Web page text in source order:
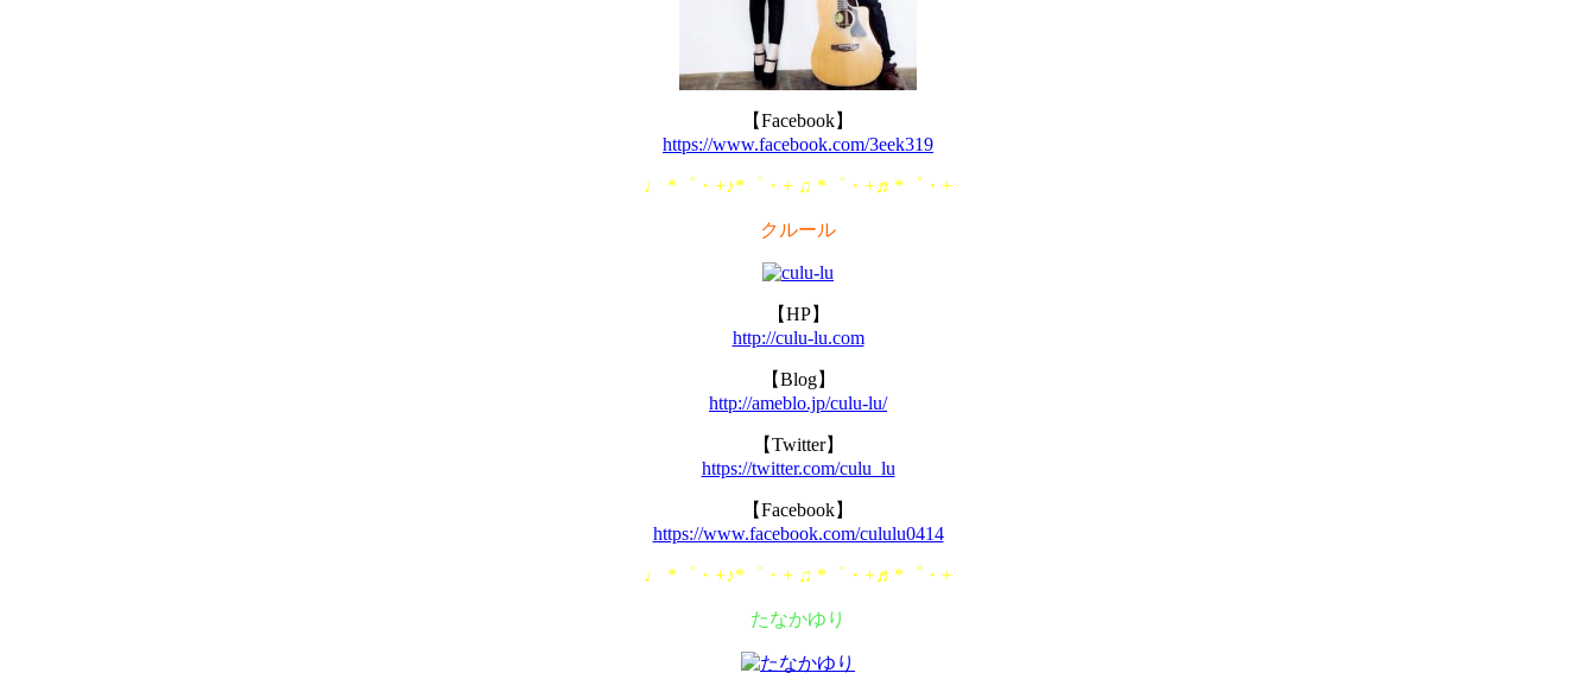
【Facebook】
https://www.facebook.com/3eek319
♩ *゜・+♪*゜・+ ♫ *゜・+♬*゜・+
クルール
【HP】
http://culu-lu.com
【Blog】
http://ameblo.jp/culu-lu/
【Twitter】
https://twitter.com/culu_lu
【Facebook】
https://www.facebook.com/cululu0414
♩ *゜・+♪*゜・+ ♫ *゜・+♬*゜・+
たなかゆり